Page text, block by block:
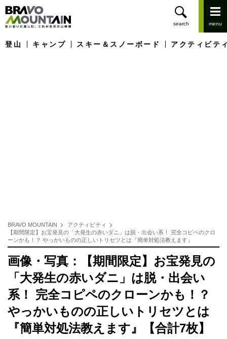
登山 キャンプ スキー＆スノーボード アクティビテ
BRAVO MOUNTAIN
アクティビティ
【期間限定】お宝発見の「大発生の赤いダニ」は脱・出会い系！ 完全コピペのクロ
ーンかも！？ やっかいものの正しいトリセツとは『簡単対処法教えます』
画像・写真：【期間限定】お宝発見の
「大発生の赤いダニ」は脱・出会い
系！ 完全コピペのクローンかも！？
やっかいものの正しいトリセツとは
『簡単対処法教えます』【合計7枚】